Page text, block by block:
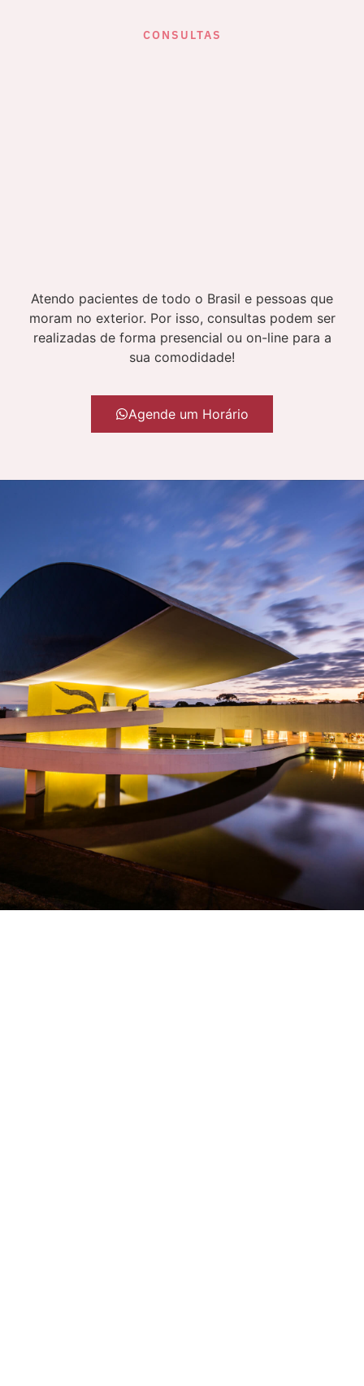
CONSULTAS
Atendo pacientes de todo o Brasil e pessoas que
moram no exterior. Por isso, consultas podem ser
realizadas de forma presencial ou on-line para a
sua comodidade!
Agende um Horário